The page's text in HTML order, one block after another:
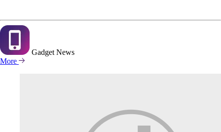
Gadget News
More